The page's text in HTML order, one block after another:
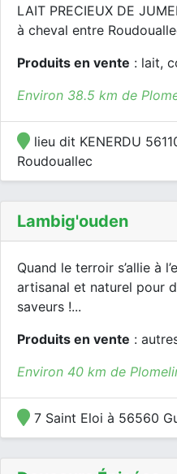
LAIT PRECIEUX DE
à cheval entre
Produits en vente : lait,
Environ 38.5 km de
lieu dit KENERDU
Roudouallec
Lambig'ouden
Quand le terroir s’allie à
artisanal et naturel pour
saveurs !...
Produits en vente :
Environ 40 km de
7 Saint Eloi à 56560